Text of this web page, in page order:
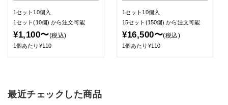
1セット10個入
1セット(10個)から注文可能
¥1,100〜(税込)
1個あたり¥110
1セット10個入
15セット(150個)から注文可能
¥16,500〜(税込)
1個あたり¥110
最近チェックした商品